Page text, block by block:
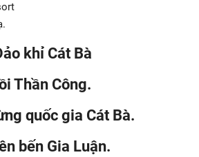
khỉ Cát Bà
Thần Công.
quốc gia Cát Bà.
bến Gia Luận.